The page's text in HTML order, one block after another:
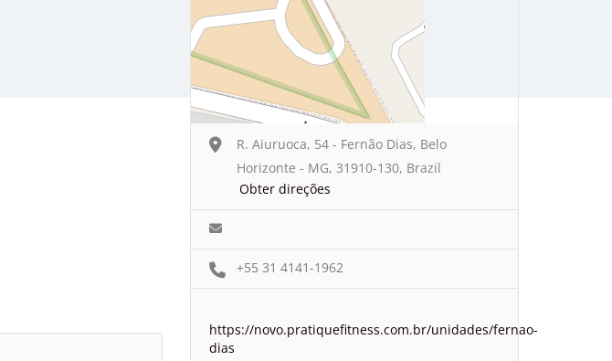
R. Aiuruoca, 54 - Fernão Dias, Belo
Horizonte - MG, 31910-130, Brazil
Obter direções
+55 31 4141-1962
https://novo.pratiquefitness.com.br/unidades/fernao-
dias